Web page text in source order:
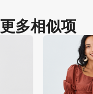
更多相似项